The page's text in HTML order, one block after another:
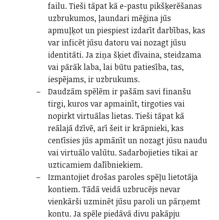
failu. Tieši tāpat kā e-pastu pikšķerēšanas
uzbrukumos, ļaundari mēģina jūs
apmuļķot un piespiest izdarīt darbības, kas
var inficēt jūsu datoru vai nozagt jūsu
identitāti. Ja ziņa šķiet dīvaina, steidzama
vai pārāk laba, lai būtu patiesība, tas,
iespējams, ir uzbrukums.
Daudzām spēlēm ir pašām savi finanšu
tirgi, kuros var apmainīt, tirgoties vai
nopirkt virtuālas lietas. Tieši tāpat kā
reālajā dzīvē, arī šeit ir krāpnieki, kas
centīsies jūs apmānīt un nozagt jūsu naudu
vai virtuālo valūtu. Sadarbojieties tikai ar
uzticamiem dalībniekiem.
Izmantojiet drošas paroles spēļu lietotāja
kontiem. Tādā veidā uzbrucējs nevar
vienkārši uzminēt jūsu paroli un pārņemt
kontu. Ja spēle piedāvā divu pakāpju